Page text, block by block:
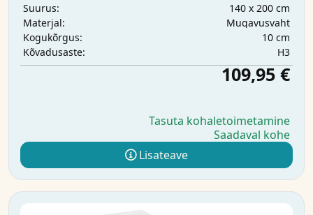
Suurus:
140 x 200 cm
Materjal:
Mugavusvaht
Kogukõrgus:
10 cm
Kõvadusaste:
H3
109,95 €
Tasuta kohaletoimetamine
Saadaval kohe
Lisateave